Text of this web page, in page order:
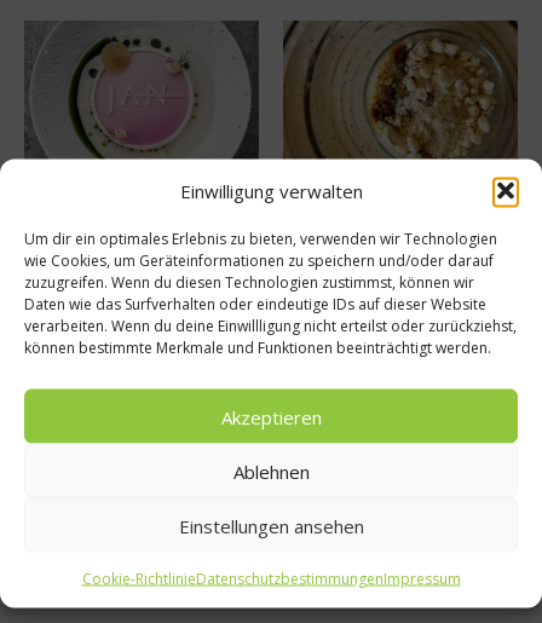
Einwilligung verwalten
Um dir ein optimales Erlebnis zu bieten, verwenden wir Technologien
wie Cookies, um Geräteinformationen zu speichern und/oder darauf
zuzugreifen. Wenn du diesen Technologien zustimmst, können wir
Daten wie das Surfverhalten oder eindeutige IDs auf dieser Website
verarbeiten. Wenn du deine Einwillligung nicht erteilst oder zurückziehst,
können bestimmte Merkmale und Funktionen beeinträchtigt werden.
Akzeptieren
Ablehnen
Einstellungen ansehen
Cookie-RichtlinieDatenschutzbestimmungenImpressum
Tellersülze – Ein Rezept von
14. März 2026
Süße Erinnerung an Teneriffa:
Uruguayo
9. Juli 2025
Buchtipp